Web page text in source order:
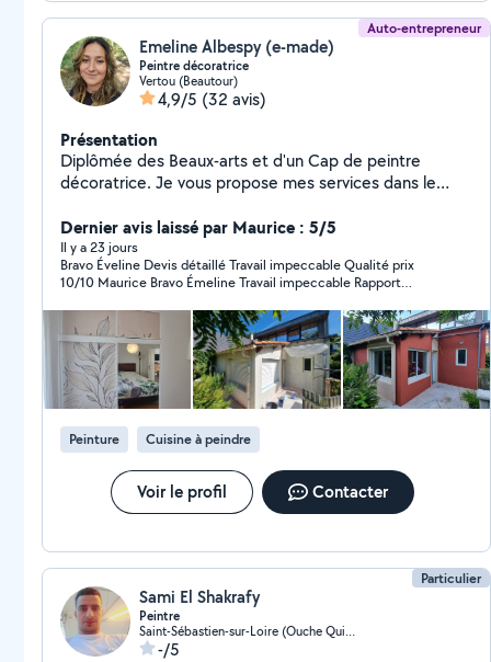
Auto-entrepreneur
Emeline Albespy (e-made)
Peintre décoratrice
Vertou (Beautour)
4,9/5 (32 avis)
Présentation
Diplômée des Beaux-arts et d'un Cap de peintre
décoratrice. Je vous propose mes services dans le
revêtements murales et de sols, enduits décoratifs
mais également en conseils pour la décoration
(coaching, shopping-list, planche d'ambiance...). Mon
abonnement actuel AlloVoisins me permet de
répondre uniquement aux demandes de personnes
domiciliés dans les 50kms autour de chez moi.
Dernier avis laissé par Maurice : 5/5
Il y a 23 jours
Bravo Éveline Devis détaillé Travail impeccable Qualité prix
10/10 Maurice Bravo Émeline Travail impeccable Rapport
Peinture Cuisine à peindre
Voir le profil Contacter
Particulier
Sami El Shakrafy
Peintre
Saint-Sébastien-sur-Loire (Ouche Quinet)
-/5